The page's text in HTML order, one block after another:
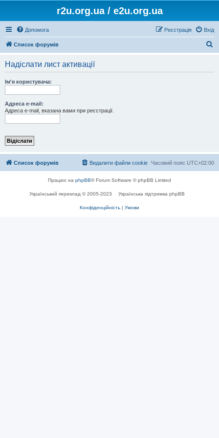
r2u.org.ua / e2u.org.ua
Допомога Вхід
Реєстрація
Список форумів
Надіслати лист активації
Ім'я користувача:
Адреса e-mail:
Адреса e-mail, вказана вами при реєстрації.
Список форумів Часовий пояс UTC+02:00
Видалити файли cookie
Працює на phpBB® Forum Software © phpBB Limited
Український переклад © 2005-2023 Українська підтримка phpBB
Конфіденційність | Умови